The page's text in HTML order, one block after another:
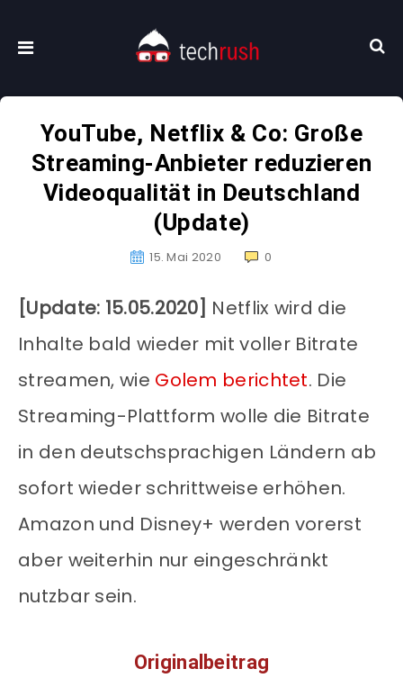
YouTube, Netflix & Co: Große
Streaming-Anbieter reduzieren
Videoqualität in Deutschland
(Update)
15. Mai 2020 0
[Update: 15.05.2020] Netflix wird die
Inhalte bald wieder mit voller Bitrate
streamen, wie Golem berichtet. Die
Streaming-Plattform wolle die Bitrate
in den deutschsprachigen Ländern ab
sofort wieder schrittweise erhöhen.
Amazon und Disney+ werden vorerst
aber weiterhin nur eingeschränkt
nutzbar sein.
Originalbeitrag